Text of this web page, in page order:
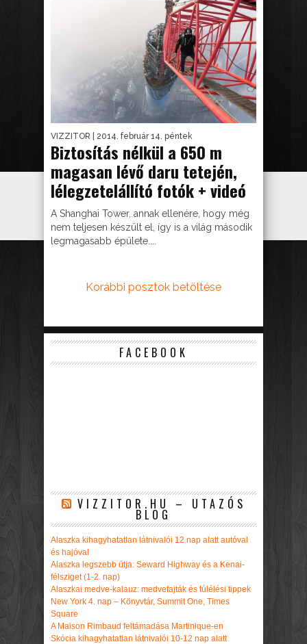
VIZZITOR | 2014. február 14. péntek
Biztosítás nélkül a 650 m
magasan lévő daru tetején,
lélegzetelállító fotók + videó
A Shanghai Tower, annak ellenére, hogy még
nem teljesen készült el, így is a világ második
legmagasabb épülete....
Korábbi posztok betöltése
FACEBOOK
VIZZITOR.HU – UTAZÓS
BLOG
Alaszka kihagyhatatlan látnivalói 12 nap alatt autóval
és hajóval
Alaszka legszebb útja: Seward Highway és a Kenai-
félsziget (1-2. nap)
Alaszkai medve-kalauz: medvefajták és túlélési tippek
New York 4. nap – Könyvtár, Summit One, Times
Square
A Maison Rimbaud feltámadása Martinique-en
Skócia kihagyhatatlan látnivalói 10-12 nap alatt